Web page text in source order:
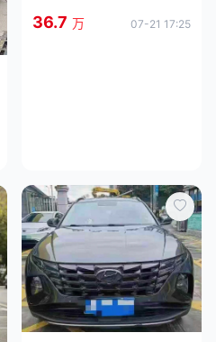
36.7 万 07-21 17:25